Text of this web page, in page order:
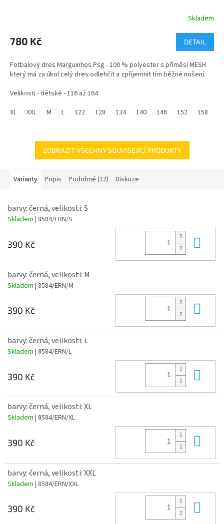
Skladem
780 Kč DETAIL
Fotbalový dres Marguinhos Psg - 100 % polyester s příměsí MESH
který má za úkol celý dres odlehčit a zpříjemnit tím běžné nošení.
Velikosti - dětské - 116 až 164
Velikosti - pánské - M až XXL
Vhodné jako dárek pro děti k narozeninám, nebo na Vánoce.
XL XXL M L 122 128 134 140 146 152 158
ZOBRAZIT VŠECHNY SOUVISEJÍCÍ PRODUKTY
Varianty Popis Podobné (12) Diskuze
barvy: černá, velikosti: S
Skladem | 8584/ERN/S
390 Kč
barvy: černá, velikosti: M
Skladem | 8584/ERN/M
390 Kč
barvy: černá, velikosti: L
Skladem | 8584/ERN/L
390 Kč
barvy: černá, velikosti: XL
Skladem | 8584/ERN/XL
390 Kč
barvy: černá, velikosti: XXL
Skladem | 8584/ERN/XXL
390 Kč